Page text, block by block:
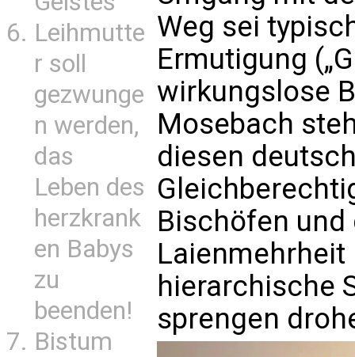
Leihmutte
r soll
gezwunge
n werden,
das
Leben des
herzkrank
en Babys
zu
beenden!
Bistum
Weg sei
Ermutigung
wirkungslose
Mosebach
diesen
Bischöfen
Laienmehrheit
hierarchische
sprengen